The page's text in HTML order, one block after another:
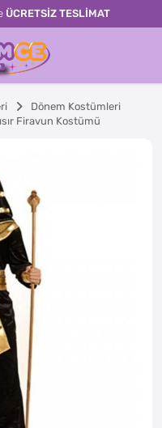
ÜCRETSİZ TESLİMAT
Dönem Kostümleri
Firavun Kostümü